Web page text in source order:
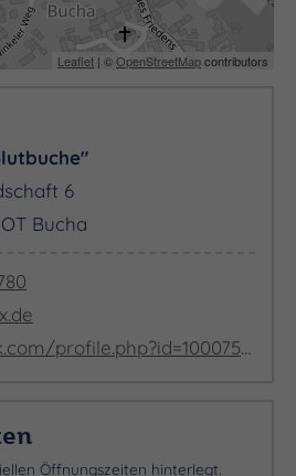
Leaflet | ©OpenStreetMapcontributors
6
Bucha
www.facebook.com/profile.php?id=100075995584648&ref=page_internal
Öffnungszeiten hinterlegt.